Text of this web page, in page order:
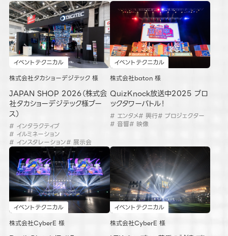
イベントテクニカル
株式会社タカショーデジテック 様
JAPAN SHOP 2026（株式会
社タカショーデジテック様ブー
ス）
# インタラクティブ
# イルミネーション
# インスタレーション# 展示会
イベントテクニカル
株式会社baton 様
QuizKnock放送中2025 ブロ
ックタワーバトル！
# エンタメ# 興行# プロジェクター
# 音響# 映像
イベントテクニカル
株式会社CyberE 様
イベントテクニカル
株式会社CyberE 様